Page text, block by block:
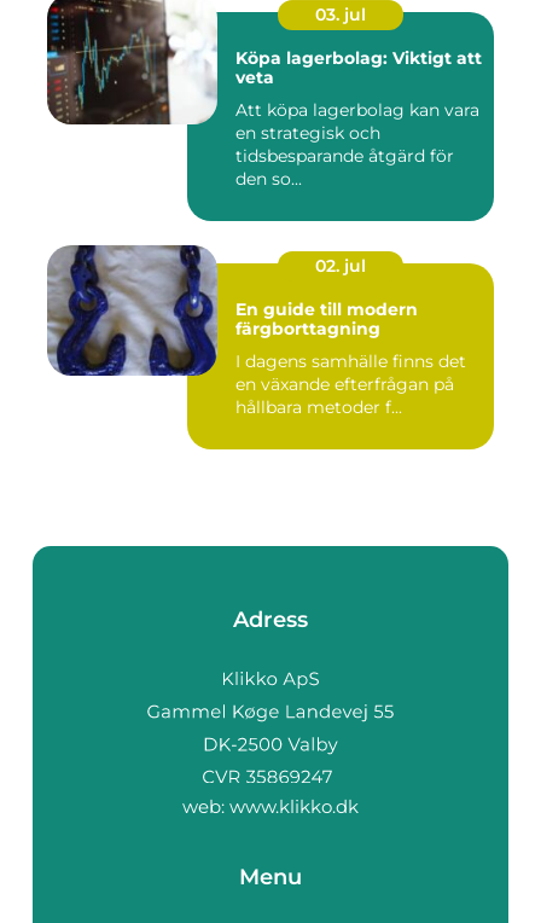
03. jul
Köpa lagerbolag: Viktigt att
veta
Att köpa lagerbolag kan vara
en strategisk och
tidsbesparande åtgärd för
den so...
02. jul
En guide till modern
färgborttagning
I dagens samhälle finns det
en växande efterfrågan på
hållbara metoder f...
Adress
web: www.klikko.dk
Menu